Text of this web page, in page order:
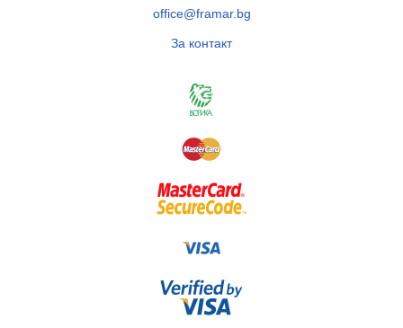
office@framar.bg
За контакт